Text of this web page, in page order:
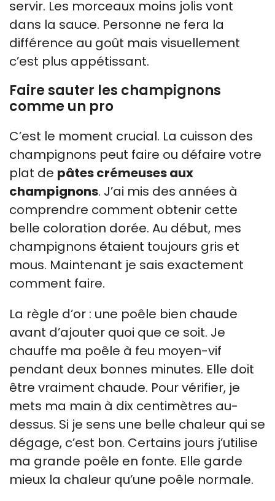
servir. Les morceaux moins jolis vont
dans la sauce. Personne ne fera la
différence au goût mais visuellement
c’est plus appétissant.
Faire sauter les champignons
comme un pro
C’est le moment crucial. La cuisson des
champignons peut faire ou défaire votre
plat de pâtes crémeuses aux
champignons. J’ai mis des années à
comprendre comment obtenir cette
belle coloration dorée. Au début, mes
champignons étaient toujours gris et
mous. Maintenant je sais exactement
comment faire.
La règle d’or : une poêle bien chaude
avant d’ajouter quoi que ce soit. Je
chauffe ma poêle à feu moyen-vif
pendant deux bonnes minutes. Elle doit
être vraiment chaude. Pour vérifier, je
mets ma main à dix centimètres au-
dessus. Si je sens une belle chaleur qui se
dégage, c’est bon. Certains jours j’utilise
ma grande poêle en fonte. Elle garde
mieux la chaleur qu’une poêle normale.